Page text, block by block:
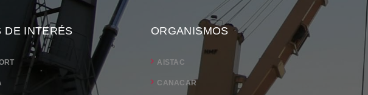
DE INTERÉS ORGANISMOS
AISTAC
CANACAR